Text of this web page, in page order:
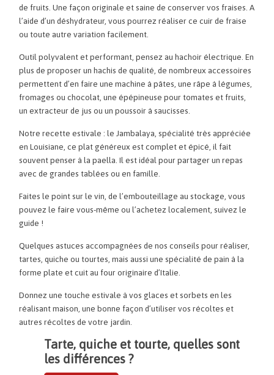
de fruits. Une façon originale et saine de conserver vos fraises. A
l’aide d’undéshydrateur, vous pourrez réaliser ce cuir de fraise
ou toute autre variation facilement.
Outil polyvalent et performant , pensez au hachoir électrique. En
plus de proposer un hachis de qualité, de nombreux accessoires
permettent d’en faire une machine à pâtes, une râpe à légumes,
fromages ou chocolat, uneépépineuse pour tomates et fruits,
un extracteur de jus ou un poussoir à saucisses.
Notre recette estivale : le Jambalaya, spécialité très appréciée
en Louisiane, ce plat généreux est complet et épicé, il fait
souvent penser à la paella. Il est idéal pour partager un repas
avec de grandes tablées ou en famille.
Faites le point sur le vin, de l’embouteillage au stockage, vous
pouvez le faire vous-même ou l’achetez localement, suivez le
guide !
Quelques astuces accompagnées de nos conseils pour réaliser,
tartes, quiche ou tourtes, mais aussi une spécialité de pain à la
forme plate et cuit au four originaire d’Italie.
Donnez une touche estivale à vos glaces et sorbets en les
réalisant maison, une bonne façon d’utiliser vos récoltes et
autres récoltes de votre jardin.
Tarte, quiche et tourte, quelles sont
les différences ?